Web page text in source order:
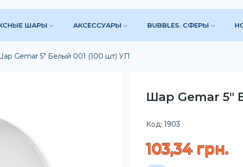
ШАРЫ АКСЕССУАРЫ BUBBLES. СФЕРЫ
Gemar 5" Белый 001 (100 шт) УП
Шар Gemar 5"
Код: 1903
103,34 грн.